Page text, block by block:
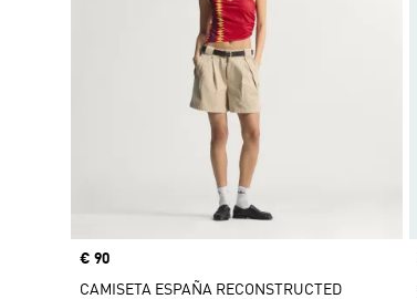
Precio
€ 90
CAMISETA ESPAÑA RECONSTRUCTED